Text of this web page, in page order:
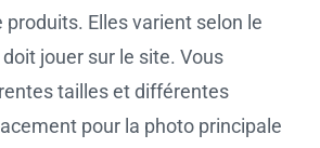
Elles varient selon le
doit jouer sur le site. Vous
tailles et différentes
pour la photo principale